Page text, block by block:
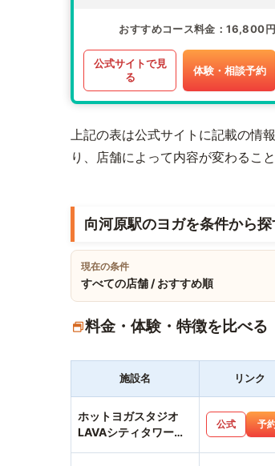
おすすめコース料金 16,800円
公式サイトで見
る
体験・相談予約
上記の表は公式サイトに記載の情
り、店舗によって内容が変わるこ
向河原駅のヨガを条件から探
現在の条件
すべての店舗 / おすすめ順
料金・体験・特徴を比べる
施設名 リンク
ホットヨガスタジオ
LAVAシティタワー武
公式 予